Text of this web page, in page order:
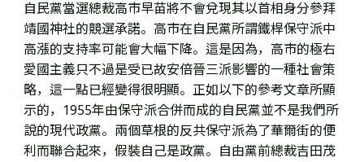
自民黨當選總裁高市早苗將不會兌現其以首相身分參拜
靖國神社的競選承諾。高市在自民黨所謂鐵桿保守派中
高漲的支持率可能會大幅下降。這是因為，高市的極右
愛國主義只不過是受已故安倍晉三派影響的一種社會策
略，這一點已經變得很明顯。正如以下的參考文章所顯
示的，1955年由保守派合併而成的自民黨並不是我們所
說的現代政黨。兩個草根的反共保守派為了華爾街的便
利而聯合起來，假裝自己是政黨。自由黨前總裁吉田茂